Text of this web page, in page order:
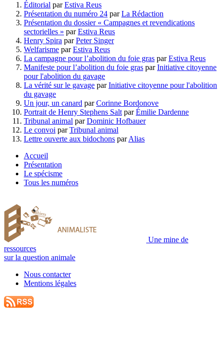
Éditorial parEstiva Reus
Présentation du numéro 24 parLa Rédaction
Présentation du dossier « Campagnes et revendications
sectorielles » parEstiva Reus
Henry Spira parPeter Singer
Welfarisme parEstiva Reus
La campagne pour l’abolition du foie gras parEstiva Reus
Manifeste pour l’abolition du foie gras parInitiative citoyenne
pour l'abolition du gavage
La vérité sur le gavage parInitiative citoyenne pour l'abolition
du gavage
Un jour, un canard parCorinne Bordonove
Portrait de Henry Stephens Salt parÉmilie Dardenne
Tribunal animal parDominic Hofbauer
Le convoi parTribunal animal
Lettre ouverte aux bidochons parAlias
Accueil
Présentation
Le spécisme
Tous les numéros
Une mine de
ressources
sur la question animale
Nous contacter
Mentions légales